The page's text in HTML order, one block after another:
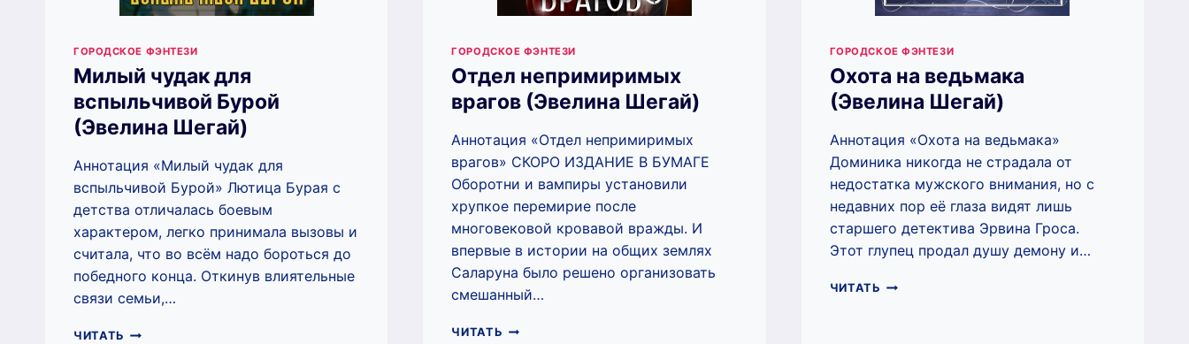
ГОРОДСКОЕ ФЭНТЕЗИ
Милый чудак для
вспыльчивой Бурой
(Эвелина Шегай)
Аннотация «Милый чудак для
вспыльчивой Бурой» Лютица Бурая с
детства отличалась боевым
характером, легко принимала вызовы и
считала, что во всём надо бороться до
победного конца. Откинув влиятельные
связи семьи,…
ЧИТАТЬ МИЛЫЙ
ГОРОДСКОЕ ФЭНТЕЗИ
Отдел непримиримых
врагов (Эвелина Шегай)
Аннотация «Отдел непримиримых
врагов» СКОРО ИЗДАНИЕ В БУМАГЕ
Оборотни и вампиры установили
хрупкое перемирие после
многовековой кровавой вражды. И
впервые в истории на общих землях
Саларуна было решено организовать
смешанный…
ЧИТАТЬ ОТДЕЛ
ГОРОДСКОЕ ФЭНТЕЗИ
Охота на ведьмака
(Эвелина Шегай)
Аннотация «Охота на ведьмака»
Доминика никогда не страдала от
недостатка мужского внимания, но с
недавних пор её глаза видят лишь
старшего детектива Эрвина Гроса.
Этот глупец продал душу демону и…
ЧИТАТЬ ОХОТА